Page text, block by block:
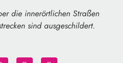
die innerörtlichen Straßen
sind ausgeschildert.